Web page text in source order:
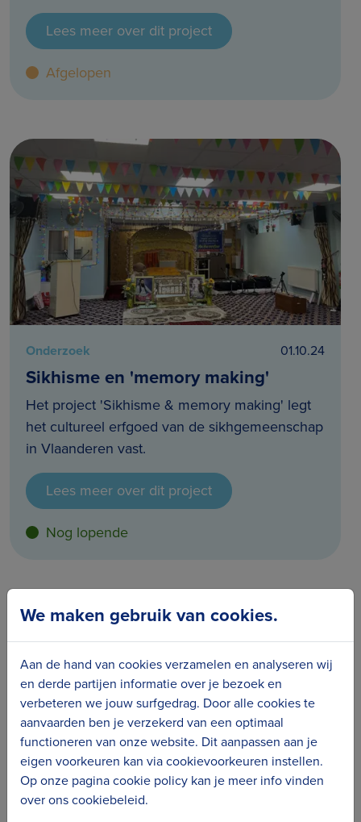
Lees meer over dit project
Afgelopen
Onderzoek 01.10.24
Sikhisme en 'memory making'
Het project 'Sikhisme & memory making' legt
het cultureel erfgoed van de sikhgemeenschap
in Vlaanderen vast.
Lees meer over dit project
Nog lopende
Erfgoeddag
We maken gebruik van cookies.
Aan de hand van cookies verzamelen en analyseren wij
en derde partijen informatie over je bezoek en
verbeteren we jouw surfgedrag. Door alle cookies te
aanvaarden ben je verzekerd van een optimaal
functioneren van onze website. Dit aanpassen aan je
eigen voorkeuren kan via cookievoorkeuren instellen.
Op onze pagina cookie policy kan je meer info vinden
over ons cookiebeleid.